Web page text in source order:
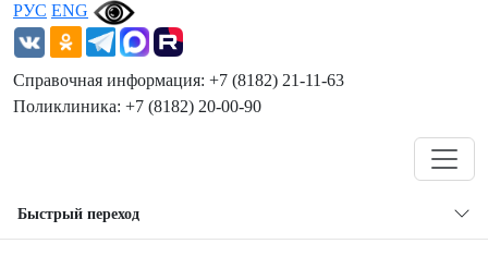
РУС ENG
Справочная информация: +7 (8182) 21-11-63
Поликлиника: +7 (8182) 20-00-90
Быстрый переход